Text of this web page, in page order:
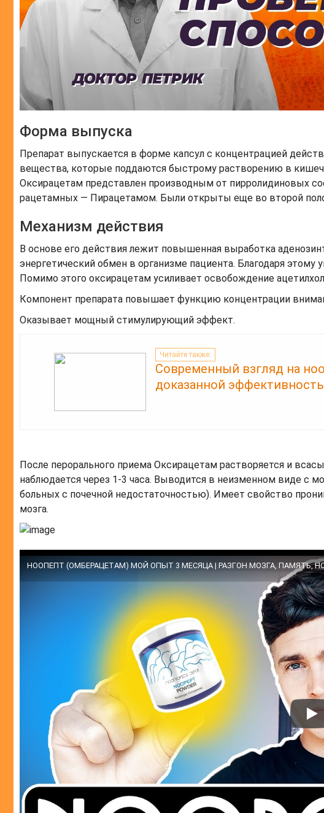
Форма выпуска
Препарат выпускается в форме капсул с концентрацией
вещества, которые поддаются быстрому растворению в
Оксирацетам представлен производным от пирролидиновых
рацетамных — Пирацетамом. Были открыты еще во второй
Механизм действия
В основе его действия лежит повышенная выработка
энергетический обмен в организме пациента. Благодаря
Помимо этого оксирацетам усиливает освобождение
Компонент препарата повышает функцию концентрации
Оказывает мощный стимулирующий эффект.
Читайте также:
Современный взгляд на
доказанной
После перорального приема Оксирацетам растворяется и
наблюдается через 1-3 часа. Выводится в неизменном виде с
больных с почечной недостаточностью). Имеет свойство
мозга.
НООПЕПТ (ОМБЕРАЦЕТАМ) МОЙ ОПЫТ 3 МЕСЯЦА | РАЗГОН МОЗГА, ПАМЯТЬ,